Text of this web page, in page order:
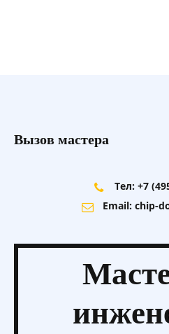
Вызов мастера
Тел: +7
Email: chip-